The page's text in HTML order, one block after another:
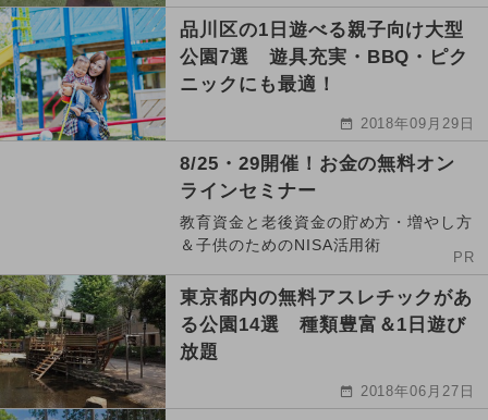
品川区の1日遊べる親子向け大型
公園7選 遊具充実・BBQ・ピク
ニックにも最適！
2018年09月29日
8/25・29開催！お金の無料オン
ラインセミナー
教育資金と老後資金の貯め方・増やし方
＆子供のためのNISA活用術
PR
東京都内の無料アスレチックがあ
る公園14選 種類豊富＆1日遊び
放題
2018年06月27日